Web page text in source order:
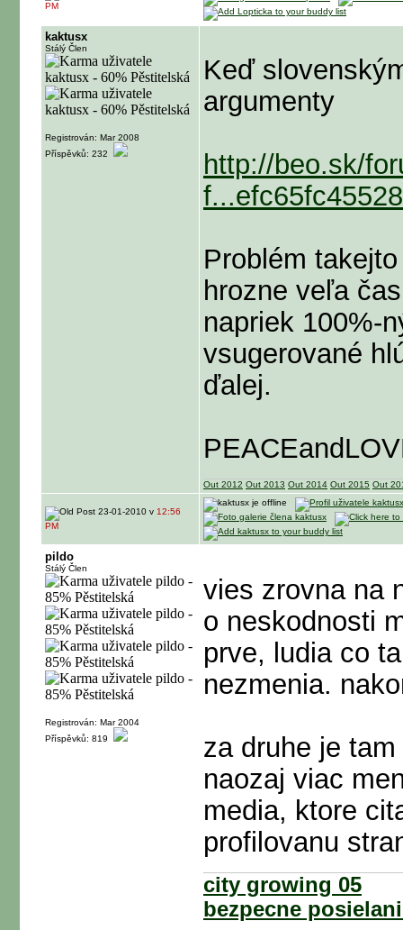
PM
kaktusx
Stálý Člen
Registrován: Mar 2008
Příspěvků: 232
Keď
argumenty
http://beo.sk/
Problém
hrozne veľa
napriek 100%-
vsugerované
ďalej.
Out 2012 Out 2013 Out 2014 Out 2015 Out
23-01-2010 v 12:56
PM
pildo
Stálý Člen
Registrován: Mar 2004
Příspěvků: 819
vies zrovna na
o neskodnosti
prve, ludia co
nezmenia.
za druhe je
naozaj viac
media, ktore
profilovanu
city growing 05
bezpecne